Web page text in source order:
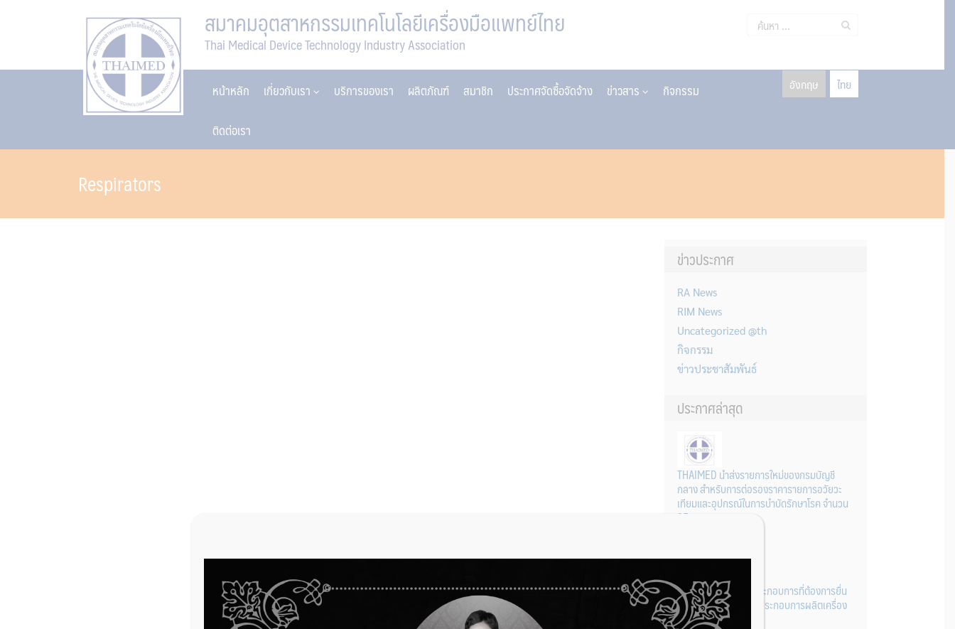
สมาคมอุตสาหกรรมเทคโนโลยีเครื่องมือแพทย์ไทย
Thai Medical Device Technology Industry Association
ค้นหา
หน้าหลัก เกี่ยวกับเรา บริการของเรา ผลิตภัณฑ์ สมาชิก ประกาศจัดซื้อจัดจ้าง ข่าวสาร
กิจกรรม
ติดต่อเรา
อังกฤษ ไทย
Respirators
ข่าวประกาศ
RA News
RIM News
Uncategorized @th
กิจกรรม
ข่าวประชาสัมพันธ์
ประกาศล่าสุด
THAIMED นำส่งรายการใหม่ของกรมบัญชี
กลาง สำหรับการต่อรองราคารายการอวัยวะ
เทียมและอุปกรณ์ในการบำบัดรักษาโรค จำนวน
25 รายการ
การเตรียมเอกสารผู้ประกอบการที่ต้องการยื่น
คำขอจดทะเบียนสถานประกอบการผลิตเครื่อง
มือแพทย์ (รายใหม่)